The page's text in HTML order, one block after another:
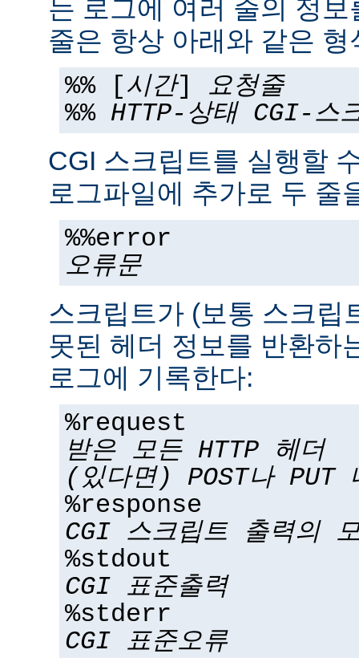
는 로그에 여러 줄의 정
줄은 항상 아래와 같은 형
%% [시간] 요청줄
%% HTTP-상태 CGI-스
CGI 스크립트를 실행할
로그파일에 추가로 두 줄
%%error
오류문
스크립트가 (보통 스크립
못된 헤더 정보를 반환하
로그에 기록한다:
%request
받은 모든 HTTP 헤더
(있다면) POST나 PUT
%response
CGI 스크립트 출력의
%stdout
CGI 표준출력
%stderr
CGI 표준오류